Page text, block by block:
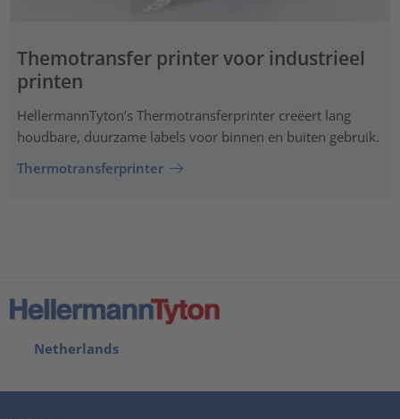
Themotransfer printer voor industrieel
printen
HellermannTyton’s Thermotransferprinter creëert lang
houdbare, duurzame labels voor binnen en buiten gebruik.
Thermotransferprinter
Netherlands